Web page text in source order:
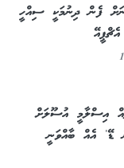
ފެން ދިނުމަކީ ސިއްހީ
އިސްލާމީ އުސޫލަށް
ޑޭ' އެއް ބާއްވަނީ